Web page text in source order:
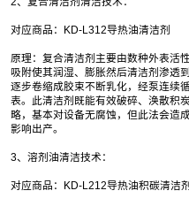
对应商品：KD-L312导热油清洁剂
原理：复合清洁剂主要由数种外表活
吸附使其润湿、膨胀然后清洁剂渗透
逐步卷缩成胶束不断乳化，经泵连续
表。此清洁剂既能有效破碎、涣散积
略，基本对设备无腐蚀，但此法会造
影响出产。
3、溶剂油清洁技术：
对应商品：KD-L212导热油积碳清洁剂